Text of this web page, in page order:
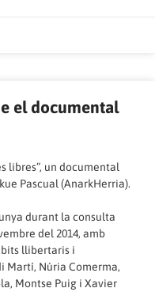
el documental
libres”, un documental
Pascual (AnarkHerria).
durant la consulta
del 2014, amb
llibertaris i
Martí, Núria Comerma,
Montse Puig i Xavier